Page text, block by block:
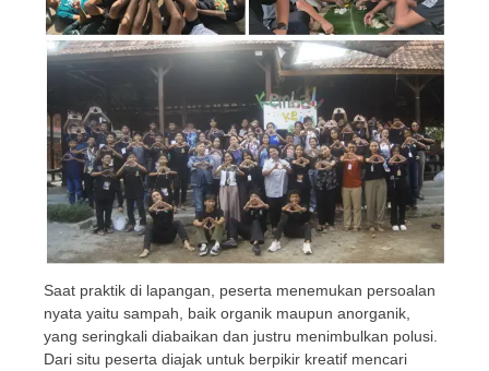
Saat praktik di lapangan, peserta menemukan persoalan
nyata yaitu sampah, baik organik maupun anorganik,
yang seringkali diabaikan dan justru menimbulkan polusi.
Dari situ peserta diajak untuk berpikir kreatif mencari